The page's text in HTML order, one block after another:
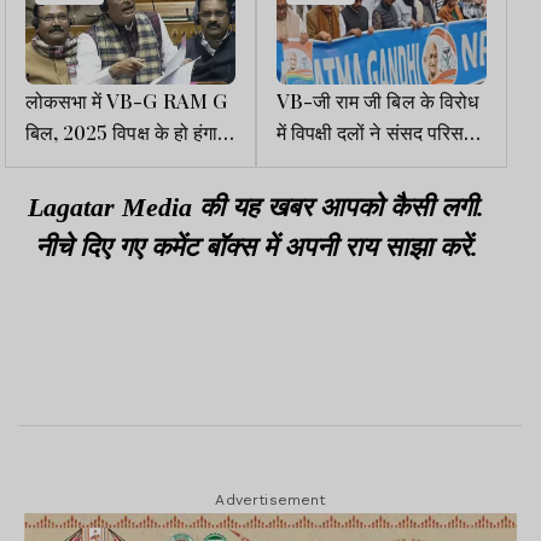
लोकसभा में VB-G RAM G
बिल, 2025 विपक्ष के हो हंगामे
के बीच पास
VB-जी राम जी बिल के विरोध
में विपक्षी दलों ने संसद परिसर में
मार्च निकाला, संसद में कागज
फेंके
Lagatar Media की यह खबर आपको कैसी लगी.
नीचे दिए गए कमेंट बॉक्स में अपनी राय साझा करें.
Advertisement